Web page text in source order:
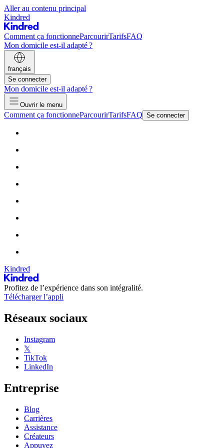
Aller au contenu principal
Kindred
Comment ça fonctionneParcourirTarifsFAQ
Mon domicile est-il adapté ?
français
Se connecter
Mon domicile est-il adapté ?
Ouvrir le menu
Comment ça fonctionneParcourirTarifsFAQ Se connecter
Kindred
Profitez de l’expérience dans son intégralité.
Télécharger l’appli
Réseaux sociaux
Instagram
𝕏
TikTok
LinkedIn
Entreprise
Blog
Carrières
Assistance
Créateurs
Appuyez